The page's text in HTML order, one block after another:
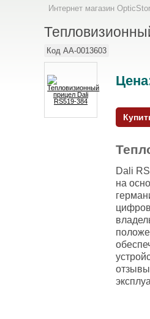
Интернет магазин
Код AA-0013603
Dali
на